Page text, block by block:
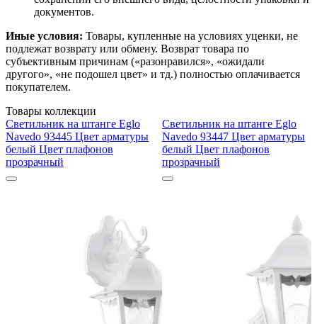
документов.
Иные условия: Товары, купленные на условиях уценки, не
подлежат возврату или обмену. Возврат товара по
субъективным причинам («разонравился», «ожидали
другого», «не подошел цвет» и тд.) полностью оплачивается
покупателем.
Товары коллекции
Светильник на штанге Eglo
Navedo 93445 Цвет арматуры
белый Цвет плафонов
прозрачный
Светильник на штанге Eglo
Navedo 93447 Цвет арматуры
белый Цвет плафонов
прозрачный